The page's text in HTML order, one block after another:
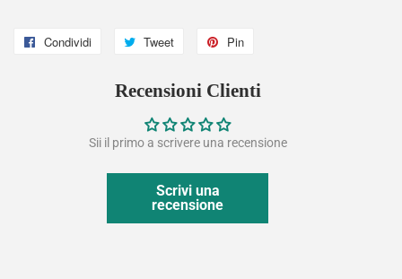
Condividi
Condividi
Facebook
Tweet
Twitta
Twitter
Pin
Pinterest
Recensioni Clienti
Sii il primo a scrivere una recensione
Scrivi una
recensione